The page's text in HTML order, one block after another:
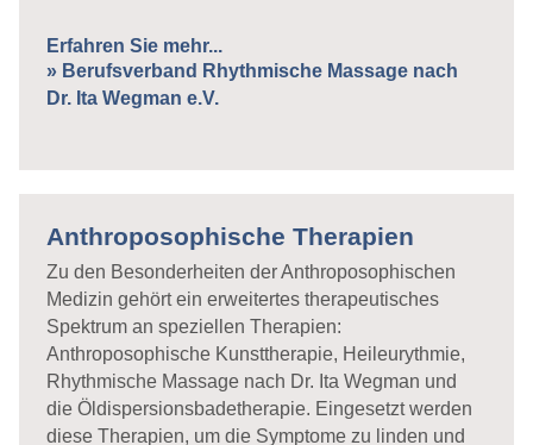
Erfahren Sie mehr...
» Berufsverband Rhythmische Massage nach
Dr. Ita Wegman e.V.
Anthroposophische Therapien
Zu den Besonderheiten der Anthroposophischen
Medizin gehört ein erweitertes therapeutisches
Spektrum an speziellen Therapien:
Anthroposophische Kunsttherapie, Heileurythmie,
Rhythmische Massage nach Dr. Ita Wegman und
die Öldispersionsbadetherapie. Eingesetzt werden
diese Therapien, um die Symptome zu linden und